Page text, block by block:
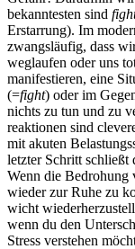
bekanntesten sind
Erstarrung). Im
zwangsläufig, dass
weglaufen oder uns
manifestieren, eine
(=fight) oder im
nichts zu tun und zu
re­ak­tio­nen sind
mit akuten
letzter Schritt schließt
Wenn die Bedro­hung
wieder zur Ruhe zu
wicht
wenn du den
Stress ver­ste­hen